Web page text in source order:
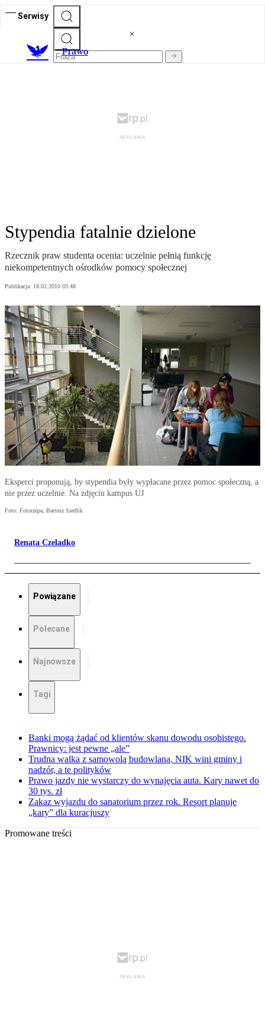
Serwisy
Prawo
Stypendia fatalnie dzielone
Rzecznik praw studenta ocenia: uczelnie pełnią funkcję
niekompetentnych ośrodków pomocy społecznej
Publikacja: 18.02.2010 03:48
Eksperci proponują, by stypendia były wypłacane przez pomoc społeczną, a
nie przez uczelnie. Na zdjęciu kampus UJ
Foto: Fotorzepa, Bartosz Siedlik
Renata Czeladko
Powiązane
Polecane
Najnowsze
Tagi
Banki mogą żądać od klientów skanu dowodu osobistego.
Prawnicy: jest pewne „ale”
Trudna walka z samowolą budowlaną. NIK wini gminy i
nadzór, a te polityków
Prawo jazdy nie wystarczy do wynajęcia auta. Kary nawet do
30 tys. zł
Zakaz wyjazdu do sanatorium przez rok. Resort planuje
„kary” dla kuracjuszy
Promowane treści